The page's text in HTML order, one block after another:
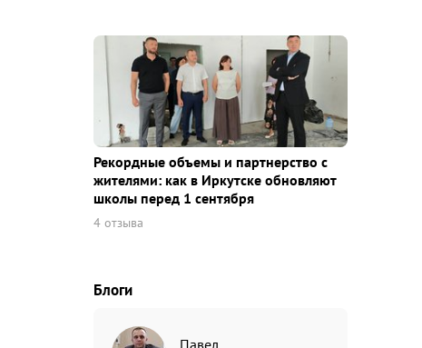
Рекордные объемы и партнерство с
жителями: как в Иркутске обновляют
школы перед 1 сентября
4 отзыва
Блоги
Павел